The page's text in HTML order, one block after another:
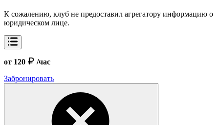
К сожалению, клуб не предоставил агрегатору информацию о
юридическом лице.
от 120
/час
Забронировать